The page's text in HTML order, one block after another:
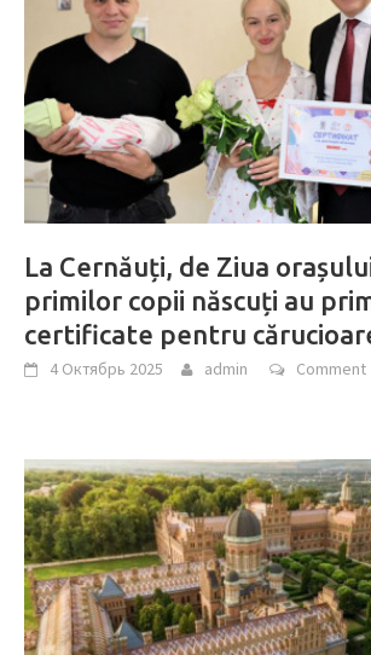
La Cernăuți, de Ziua
primilor copii născuți au
certificate pentru
4 Октябрь 2025 admin Comment